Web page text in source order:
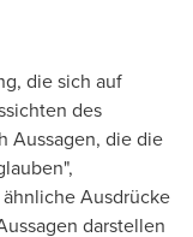
die sich auf
des
Aussagen, die die
ähnliche Ausdrücke
darstellen